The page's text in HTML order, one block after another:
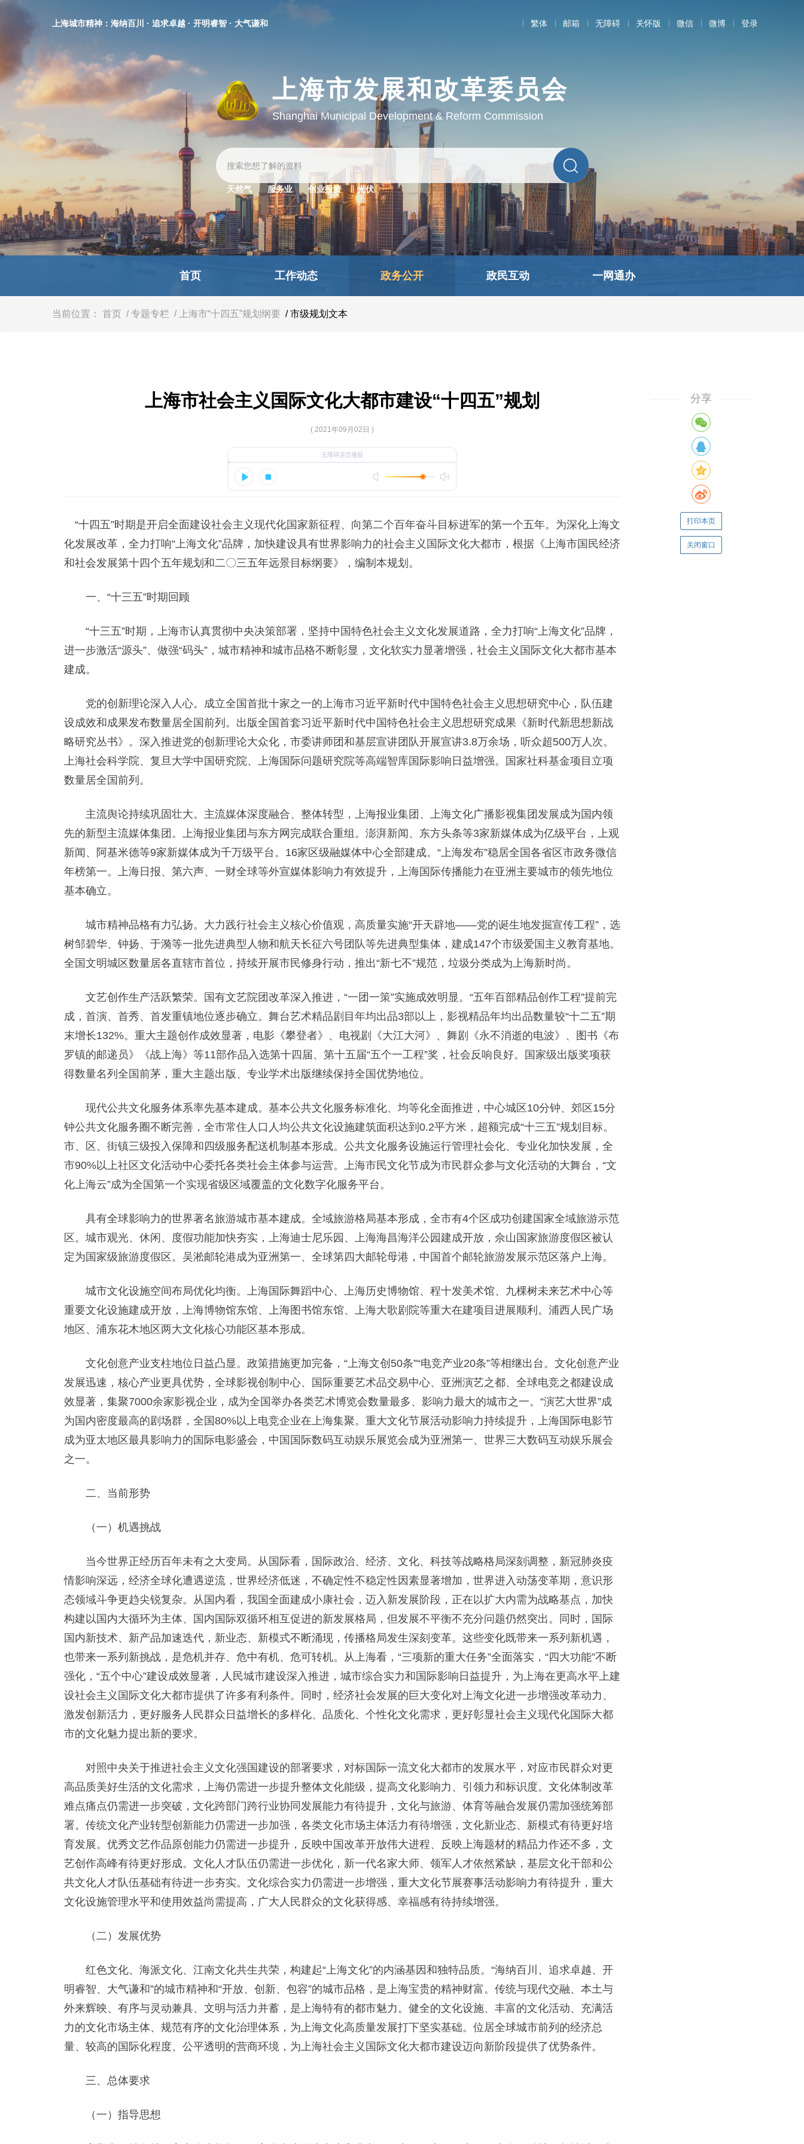
明
网
站
跳
到
主
要
内
域
上海城市精神：海纳百川 · 追求卓越 · 开明睿智 · 大气谦和 繁体 邮箱 无障碍 关怀版 微信 微博 登录
上海市发展和改革委员会
Shanghai Municipal Development & Reform Commission
天然气 服务业 创业投资 光伏
首页 工作动态 政务公开 政民互动 一网通办
当前位置： 首页 / 专题专栏 / 上海市“十四五”规划纲要 / 市级规划文本
上海市社会主义国际文化大都市建设“十四五”规划
( 2021年09月02日 )
“十四五”时期是开启全面建设社会主义现代化国家新征程、向第二个百年奋斗目标进军的第一个五年。为深化上海文
化发展改革，全力打响“上海文化”品牌，加快建设具有世界影响力的社会主义国际文化大都市，根据《上海市国民经济
和社会发展第十四个五年规划和二〇三五年远景目标纲要》，编制本规划。
一、“十三五”时期回顾
“十三五”时期，上海市认真贯彻中央决策部署，坚持中国特色社会主义文化发展道路，全力打响“上海文化”品牌，
进一步激活“源头”、做强“码头”，城市精神和城市品格不断彰显，文化软实力显著增强，社会主义国际文化大都市基本
建成。
党的创新理论深入人心。成立全国首批十家之一的上海市习近平新时代中国特色社会主义思想研究中心，队伍建
设成效和成果发布数量居全国前列。出版全国首套习近平新时代中国特色社会主义思想研究成果《新时代新思想新战
略研究丛书》。深入推进党的创新理论大众化，市委讲师团和基层宣讲团队开展宣讲3.8万余场，听众超500万人次。
上海社会科学院、复旦大学中国研究院、上海国际问题研究院等高端智库国际影响日益增强。国家社科基金项目立项
数量居全国前列。
主流舆论持续巩固壮大。主流媒体深度融合、整体转型，上海报业集团、上海文化广播影视集团发展成为国内领
先的新型主流媒体集团。上海报业集团与东方网完成联合重组。澎湃新闻、东方头条等3家新媒体成为亿级平台，上观
新闻、阿基米德等9家新媒体成为千万级平台。16家区级融媒体中心全部建成。“上海发布”稳居全国各省区市政务微信
年榜第一。上海日报、第六声、一财全球等外宣媒体影响力有效提升，上海国际传播能力在亚洲主要城市的领先地位
基本确立。
城市精神品格有力弘扬。大力践行社会主义核心价值观，高质量实施“开天辟地——党的诞生地发掘宣传工程”，选
树邹碧华、钟扬、于漪等一批先进典型人物和航天长征六号团队等先进典型集体，建成147个市级爱国主义教育基地。
全国文明城区数量居各直辖市首位，持续开展市民修身行动，推出“新七不”规范，垃圾分类成为上海新时尚。
文艺创作生产活跃繁荣。国有文艺院团改革深入推进，“一团一策”实施成效明显。“五年百部精品创作工程”提前完
成，首演、首秀、首发重镇地位逐步确立。舞台艺术精品剧目年均出品3部以上，影视精品年均出品数量较“十二五”期
末增长132%。重大主题创作成效显著，电影《攀登者》、电视剧《大江大河》、舞剧《永不消逝的电波》、图书《布
罗镇的邮递员》《战上海》等11部作品入选第十四届、第十五届“五个一工程”奖，社会反响良好。国家级出版奖项获
得数量名列全国前茅，重大主题出版、专业学术出版继续保持全国优势地位。
现代公共文化服务体系率先基本建成。基本公共文化服务标准化、均等化全面推进，中心城区10分钟、郊区15分
钟公共文化服务圈不断完善，全市常住人口人均公共文化设施建筑面积达到0.2平方米，超额完成“十三五”规划目标。
市、区、街镇三级投入保障和四级服务配送机制基本形成。公共文化服务设施运行管理社会化、专业化加快发展，全
市90%以上社区文化活动中心委托各类社会主体参与运营。上海市民文化节成为市民群众参与文化活动的大舞台，“文
化上海云”成为全国第一个实现省级区域覆盖的文化数字化服务平台。
具有全球影响力的世界著名旅游城市基本建成。全域旅游格局基本形成，全市有4个区成功创建国家全域旅游示范
区。城市观光、休闲、度假功能加快夯实，上海迪士尼乐园、上海海昌海洋公园建成开放，佘山国家旅游度假区被认
定为国家级旅游度假区。吴淞邮轮港成为亚洲第一、全球第四大邮轮母港，中国首个邮轮旅游发展示范区落户上海。
城市文化设施空间布局优化均衡。上海国际舞蹈中心、上海历史博物馆、程十发美术馆、九棵树未来艺术中心等
重要文化设施建成开放，上海博物馆东馆、上海图书馆东馆、上海大歌剧院等重大在建项目进展顺利。浦西人民广场
地区、浦东花木地区两大文化核心功能区基本形成。
文化创意产业支柱地位日益凸显。政策措施更加完备，“上海文创50条”“电竞产业20条”等相继出台。文化创意产业
发展迅速，核心产业更具优势，全球影视创制中心、国际重要艺术品交易中心、亚洲演艺之都、全球电竞之都建设成
效显著，集聚7000余家影视企业，成为全国举办各类艺术博览会数量最多、影响力最大的城市之一。“演艺大世界”成
为国内密度最高的剧场群，全国80%以上电竞企业在上海集聚。重大文化节展活动影响力持续提升，上海国际电影节
成为亚太地区最具影响力的国际电影盛会，中国国际数码互动娱乐展览会成为亚洲第一、世界三大数码互动娱乐展会
之一。
二、当前形势
（一）机遇挑战
当今世界正经历百年未有之大变局。从国际看，国际政治、经济、文化、科技等战略格局深刻调整，新冠肺炎疫
情影响深远，经济全球化遭遇逆流，世界经济低迷，不确定性不稳定性因素显著增加，世界进入动荡变革期，意识形
态领域斗争更趋尖锐复杂。从国内看，我国全面建成小康社会，迈入新发展阶段，正在以扩大内需为战略基点，加快
构建以国内大循环为主体、国内国际双循环相互促进的新发展格局，但发展不平衡不充分问题仍然突出。同时，国际
国内新技术、新产品加速迭代，新业态、新模式不断涌现，传播格局发生深刻变革。这些变化既带来一系列新机遇，
也带来一系列新挑战，是危机并存、危中有机、危可转机。从上海看，“三项新的重大任务”全面落实，“四大功能”不断
强化，“五个中心”建设成效显著，人民城市建设深入推进，城市综合实力和国际影响日益提升，为上海在更高水平上建
设社会主义国际文化大都市提供了许多有利条件。同时，经济社会发展的巨大变化对上海文化进一步增强改革动力、
激发创新活力，更好服务人民群众日益增长的多样化、品质化、个性化文化需求，更好彰显社会主义现代化国际大都
市的文化魅力提出新的要求。
对照中央关于推进社会主义文化强国建设的部署要求，对标国际一流文化大都市的发展水平，对应市民群众对更
高品质美好生活的文化需求，上海仍需进一步提升整体文化能级，提高文化影响力、引领力和标识度。文化体制改革
难点痛点仍需进一步突破，文化跨部门跨行业协同发展能力有待提升，文化与旅游、体育等融合发展仍需加强统筹部
署。传统文化产业转型创新能力仍需进一步加强，各类文化市场主体活力有待增强，文化新业态、新模式有待更好培
育发展。优秀文艺作品原创能力仍需进一步提升，反映中国改革开放伟大进程、反映上海题材的精品力作还不多，文
艺创作高峰有待更好形成。文化人才队伍仍需进一步优化，新一代名家大师、领军人才依然紧缺，基层文化干部和公
共文化人才队伍基础有待进一步夯实。文化综合实力仍需进一步增强，重大文化节展赛事活动影响力有待提升，重大
文化设施管理水平和使用效益尚需提高，广大人民群众的文化获得感、幸福感有待持续增强。
（二）发展优势
红色文化、海派文化、江南文化共生共荣，构建起“上海文化”的内涵基因和独特品质。“海纳百川、追求卓越、开
明睿智、大气谦和”的城市精神和“开放、创新、包容”的城市品格，是上海宝贵的精神财富。传统与现代交融、本土与
外来辉映、有序与灵动兼具、文明与活力并蓄，是上海特有的都市魅力。健全的文化设施、丰富的文化活动、充满活
力的文化市场主体、规范有序的文化治理体系，为上海文化高质量发展打下坚实基础。位居全球城市前列的经济总
量、较高的国际化程度、公平透明的营商环境，为上海社会主义国际文化大都市建设迈向新阶段提供了优势条件。
三、总体要求
（一）指导思想
分享
打印本页
关闭窗口